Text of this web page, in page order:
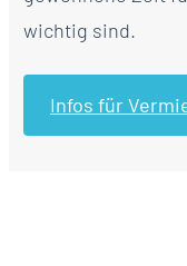
wichtig sind.
Infos für